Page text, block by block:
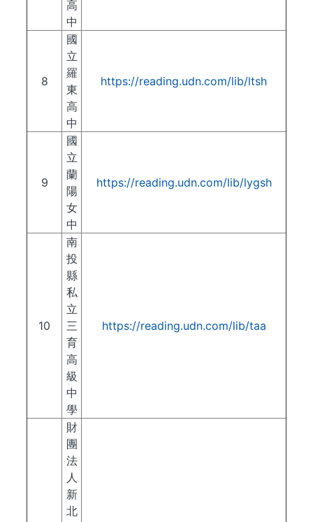
高
中
8
國
立
羅
東
高
中
https://reading.udn.com/lib/ltsh
9
國
立
蘭
陽
女
中
https://reading.udn.com/lib/lygsh
10
南
投
縣
私
立
三
育
高
級
中
學
https://reading.udn.com/lib/taa
財
團
法
人
新
北